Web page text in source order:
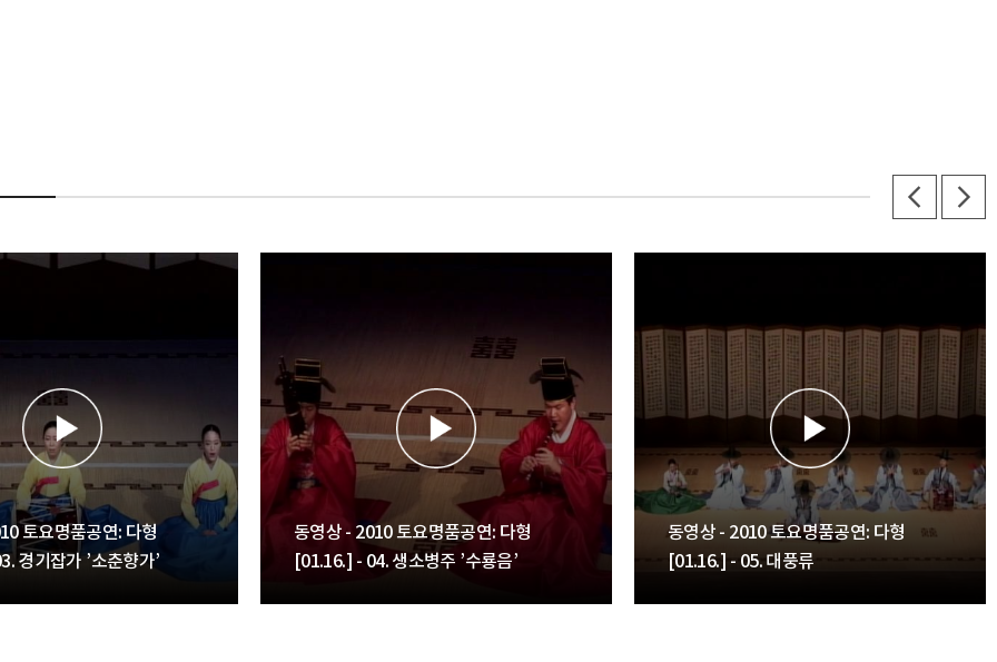
토요명품공연: 다형
경기잡가 ’소춘향가’
동영상 - 2010 토요명품공연: 다형
[01.16.] - 04. 생소병주 ’수룡음’
동영상 - 2010 토요명품공연: 다형
[01.16.] - 05. 대풍류